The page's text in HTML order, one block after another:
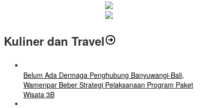
Kuliner dan Travel
Belum Ada Dermaga Penghubung Banyuwangi-Bali,
Wamenpar Beber Strategi Pelaksanaan Program Paket
Wisata 3B